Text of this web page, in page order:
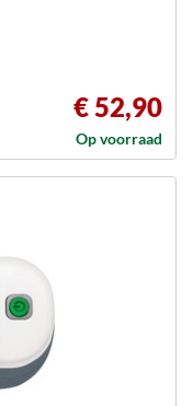
€ 52,90
Op voorraad